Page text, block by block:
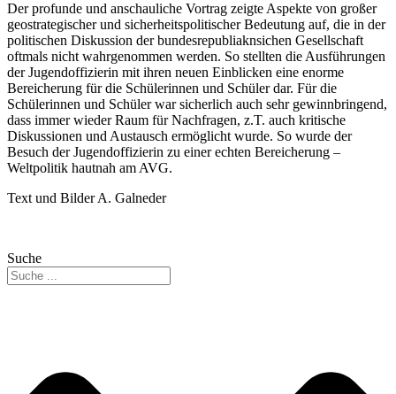
Der profunde und anschauliche Vortrag zeigte Aspekte von großer
geostrategischer und sicherheitspolitischer Bedeutung auf, die in der
politischen Diskussion der bundesrepubliaknsichen Gesellschaft
oftmals nicht wahrgenommen werden. So stellten die Ausführungen
der Jugendoffizierin mit ihren neuen Einblicken eine enorme
Bereicherung für die Schülerinnen und Schüler dar. Für die
Schülerinnen und Schüler war sicherlich auch sehr gewinnbringend,
dass immer wieder Raum für Nachfragen, z.T. auch kritische
Diskussionen und Austausch ermöglicht wurde. So wurde der
Besuch der Jugendoffizierin zu einer echten Bereicherung –
Weltpolitik hautnah am AVG.
Text und Bilder A. Galneder
Suche